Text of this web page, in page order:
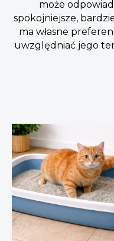
może
spokojniejsze,
ma własne
uwzględniać jego